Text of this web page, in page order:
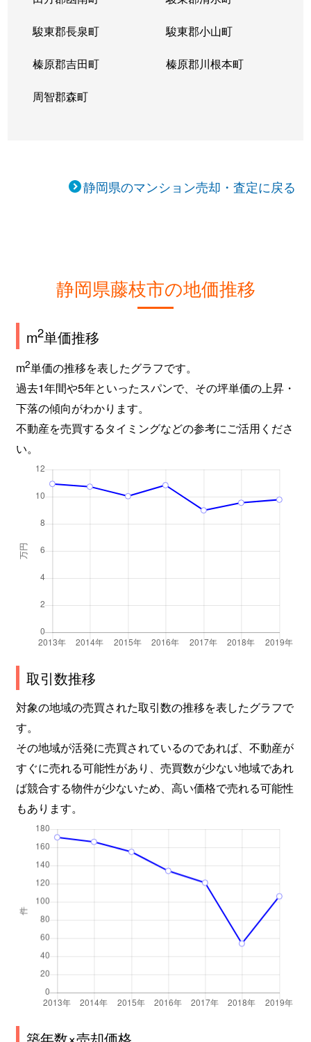
駿東郡長泉町 駿東郡小山町
榛原郡吉田町 榛原郡川根本町
周智郡森町
静岡県のマンション売却・査定に戻る
静岡県藤枝市の地価推移
m2単価推移
m2単価の推移を表したグラフです。
過去1年間や5年といったスパンで、その坪単価の上昇・
下落の傾向がわかります。
不動産を売買するタイミングなどの参考にご活用くださ
い。
取引数推移
対象の地域の売買された取引数の推移を表したグラフで
す。
その地域が活発に売買されているのであれば、不動産が
すぐに売れる可能性があり、売買数が少ない地域であれ
ば競合する物件が少ないため、高い価格で売れる可能性
もあります。
築年数×売却価格